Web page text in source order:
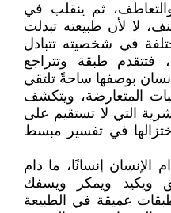
والتعاطف، ثم ينقلب في
لا لأن طبيعته تبدلت
في شخصيته تتبادل
طبقة وتتراجع
بوصفها ساحةً تلتقي
المتعارضة، ويتكشف
التي لا تستقيم على
في تفسير مبسط
الإنسان إنسانًا، ما دام
ويكيد ويمكر ويسفك
عميقة في الطبيعة